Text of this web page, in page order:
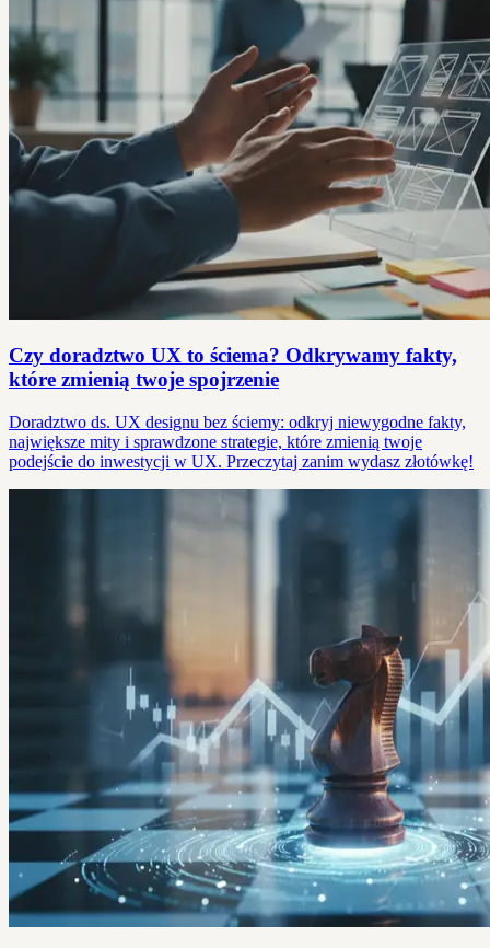
Czy doradztwo UX to ściema? Odkrywamy fakty,
które zmienią twoje spojrzenie
Doradztwo ds. UX designu bez ściemy: odkryj niewygodne fakty,
największe mity i sprawdzone strategie, które zmienią twoje
podejście do inwestycji w UX. Przeczytaj zanim wydasz złotówkę!